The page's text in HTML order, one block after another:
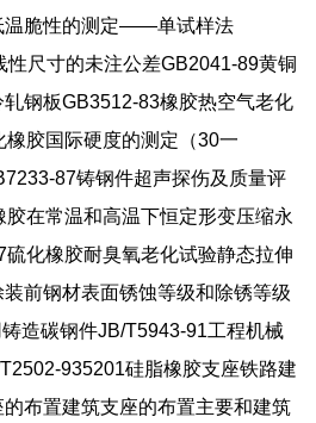
温脆性的测定——单试样法
尺寸的未注公差GB2041-89黄铜
钢板GB3512-83橡胶热空气老化
胶国际硬度的测定（30一
87铸钢件超声探伤及质量评
在常温和高温下恒定形变压缩永
化橡胶耐臭氧老化试验静态拉伸
前钢材表面锈蚀等级和除锈等级
造碳钢件JB/T5943-91工程机械
935201硅脂橡胶支座铁路建
布置建筑支座的布置主要和建筑